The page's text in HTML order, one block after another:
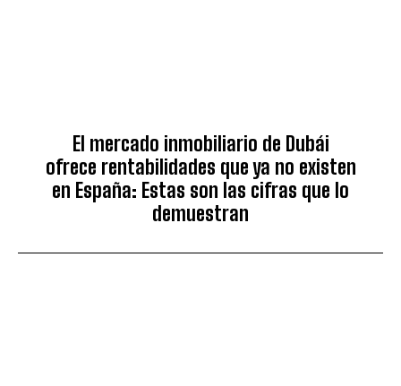
El mercado inmobiliario de Dubái
ofrece rentabilidades que ya no existen
en España: Estas son las cifras que lo
demuestran